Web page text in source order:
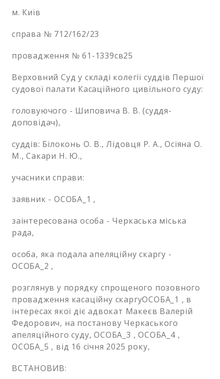
м. Київ
справа № 712/162/23
провадження № 61-1339св25
Верховний Суд у складі колегії суддів Першої
судової палати Касаційного цивільного суду:
головуючого - Шиповича В. В. (суддя-
доповідач),
суддів: Білоконь О. В., Лідовця Р. А., Осіяна О.
М., Сакари Н. Ю.,
учасники справи:
заявник - ОСОБА_1 ,
заінтересована особа - Черкаська міська
рада,
особа, яка подала апеляційну скаргу -
ОСОБА_2 ,
розглянув у порядку спрощеного позовного
провадження касаційну скаргуОСОБА_1 , в
інтересах якої діє адвокат Макеєв Валерій
Федорович, на постанову Черкаського
апеляційного суду, ОСОБА_3 , ОСОБА_4 ,
ОСОБА_5 , від 16 січня 2025 року,
ВСТАНОВИВ: